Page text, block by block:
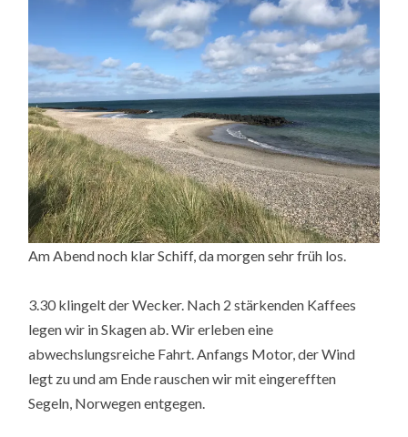
Am Abend noch klar Schiff, da morgen sehr früh los.
3.30 klingelt der Wecker. Nach 2 stärkenden Kaffees
legen wir in Skagen ab. Wir erleben eine
abwechslungsreiche Fahrt. Anfangs Motor, der Wind
legt zu und am Ende rauschen wir mit eingerefften
Segeln, Norwegen entgegen.